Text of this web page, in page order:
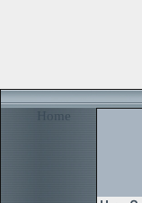
Home